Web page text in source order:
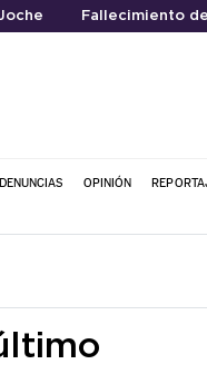
Fallecimiento
DENUNCIAS OPINIÓN